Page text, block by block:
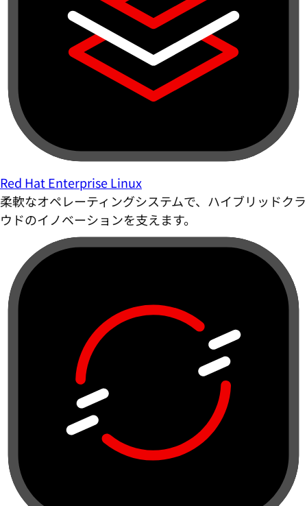
Red Hat Enterprise Linux
柔軟なオペレーティングシステムで、ハイブリッドクラ
ウドのイノベーションを支えます。